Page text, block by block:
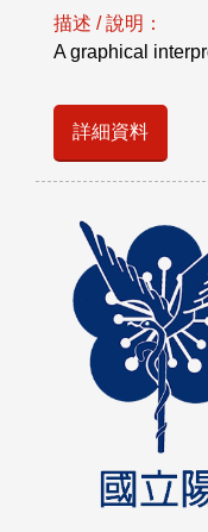
描述 / 說明：
A graphical
詳細資料